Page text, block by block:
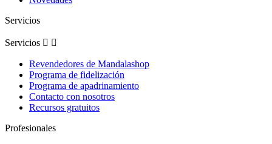
Servicios
Servicios  
Revendedores de Mandalashop
Programa de fidelización
Programa de apadrinamiento
Contacto con nosotros
Recursos gratuitos
Profesionales